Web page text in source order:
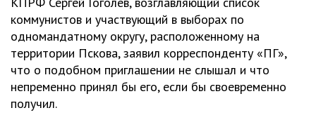
коммунистов и участвующий в выборах по
одномандатному округу, расположенному на
территории Пскова, заявил корреспонденту «ПГ»,
что о подобном приглашении не слышал и что
непременно принял бы его, если бы своевременно
получил.